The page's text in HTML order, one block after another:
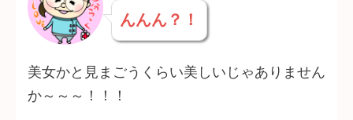
んんん？！
美女かと見まごうくらい美しいじゃありません
か～～～！！！